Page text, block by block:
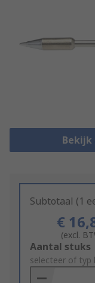
Bekijk
Subtotaal (1
€
(excl.
Add
to
Basket
Aantal stuks
selecteer of typ